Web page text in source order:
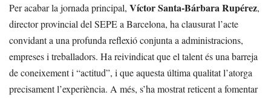
Per acabar la jornada principal, Víctor Santa-Bárbara Rupérez,
director provincial del SEPE a Barcelona, ha clausurat l’acte
convidant a una profunda reflexió conjunta a administracions,
empreses i treballadors. Ha reivindicat que el talent és una barreja
de coneixement i “actitud”, i que aquesta última qualitat l’atorga
precisament l’experiència. A més, s’ha mostrat reticent a fomentar